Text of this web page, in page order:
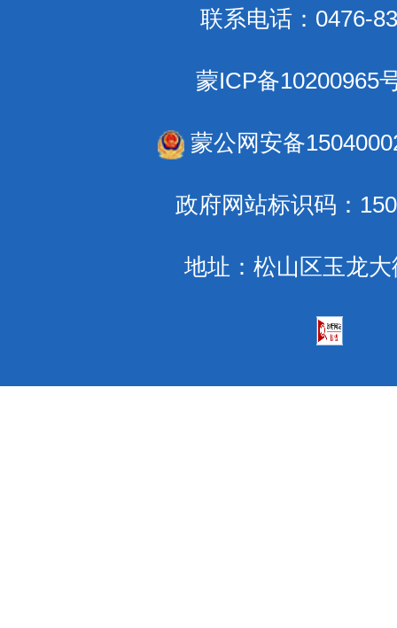
联系电话：0476-
蒙ICP备10200965
蒙公网安备
政府网站标识码：
地址：松山区玉龙